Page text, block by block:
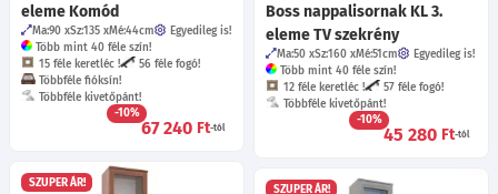
eleme Komód
Ma:90 Sz:135 Mé:44cm
Egyedileg is!
Több mint 40 féle szín!
15 féle keretléc !
56 féle fogó!
Többféle fióksín!
Többféle kivetőpánt!
-10%
67 240 Ft-tól
Boss nappalisornak KL 3.
eleme TV szekrény
Ma:50 Sz:160 Mé:51cm
Egyedileg is!
Több mint 40 féle szín!
12 féle keretléc !
57 féle fogó!
Többféle kivetőpánt!
-10%
45 280 Ft-tól
SZUPER ÁR! SZUPER ÁR!